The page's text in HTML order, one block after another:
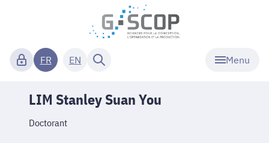
Menu
FR EN
LIM Stanley Suan You
Doctorant